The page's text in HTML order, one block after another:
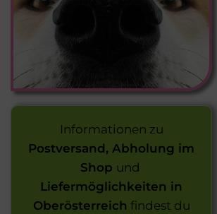
Informationen zu
Postversand, Abholung im
Shop und
Liefermöglichkeiten in
Oberösterreich findest du